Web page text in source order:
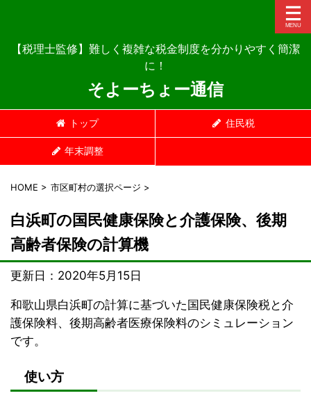
【税理士監修】難しく複雑な税金制度を分かりやすく簡潔
に！
そよーちょー通信
トップ 住民税
年末調整
HOME > 市区町村の選択ページ >
白浜町の国民健康保険と介護保険、後期
高齢者保険の計算機
更新日： 2020年5月15日
和歌山県白浜町の計算に基づいた国民健康保険税と介
護保険料、後期高齢者医療保険料のシミュレーション
です。
使い方